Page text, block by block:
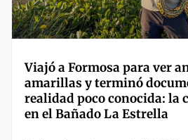
Viajó a Formosa para ver
amarillas y terminó
realidad poco conocida: la
en el Bañado La Estrella